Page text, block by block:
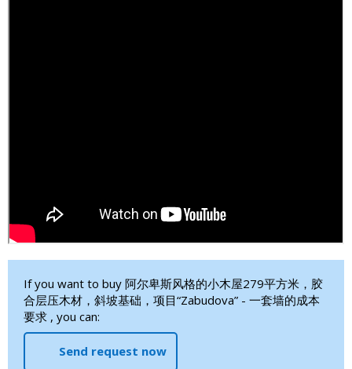
If you want to buy 阿尔卑斯风格的小木屋279平方米，胶
合层压木材，斜坡基础，项目“Zabudova” - 一套墙的成本
要求 , you can:
Send request now